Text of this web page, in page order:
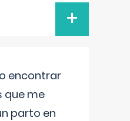
+
encontrar
que me
parto en